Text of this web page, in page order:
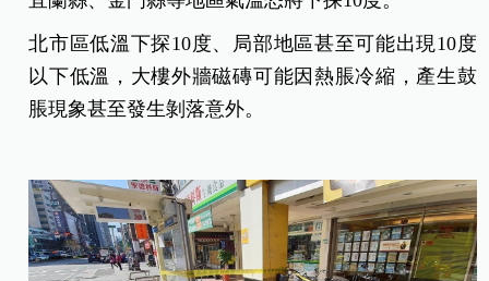
北市區低溫下探10度、局部地區甚至可能出現10度
以下低溫，大樓外牆磁磚可能因熱脹冷縮，產生鼓
脹現象甚至發生剝落意外。